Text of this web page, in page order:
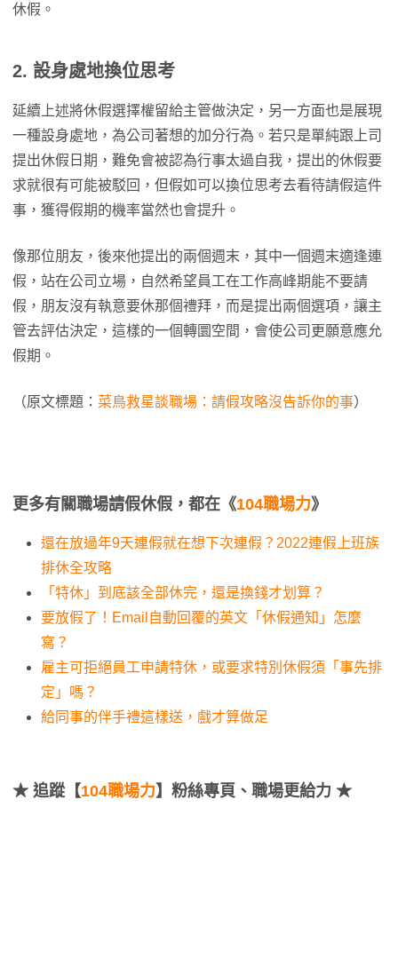
休假。
2. 設身處地換位思考
延續上述將休假選擇權留給主管做決定，另一方面也是展現
一種設身處地，為公司著想的加分行為。若只是單純跟上司
提出休假日期，難免會被認為行事太過自我，提出的休假要
求就很有可能被駁回，但假如可以換位思考去看待請假這件
事，獲得假期的機率當然也會提升。
像那位朋友，後來他提出的兩個週末，其中一個週末適逢連
假，站在公司立場，自然希望員工在工作高峰期能不要請
假，朋友沒有執意要休那個禮拜，而是提出兩個選項，讓主
管去評估決定，這樣的一個轉圜空間，會使公司更願意應允
假期。
（原文標題： 菜鳥救星談職場：請假攻略沒告訴你的事）
更多有關職場請假休假，都在《104職場力》
還在放過年9天連假就在想下次連假？2022連假上班族
排休全攻略
「特休」到底該全部休完，還是換錢才划算？
要放假了！Email自動回覆的英文「休假通知」怎麼
寫？
雇主可拒絕員工申請特休，或要求特別休假須「事先排
定」嗎？
給同事的伴手禮這樣送，戲才算做足
★ 追蹤【104職場力】粉絲專頁、職場更給力 ★